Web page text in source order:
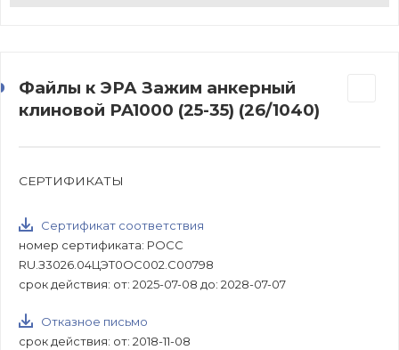
Файлы к ЭРА Зажим анкерный
клиновой PA1000 (25-35) (26/1040)
СЕРТИФИКАТЫ
Сертификат соответствия
номер сертификата: РОСС
RU.З3026.04ЦЭТ0ОС002.С00798
срок действия: от: 2025-07-08 до: 2028-07-07
Отказное письмо
срок действия: от: 2018-11-08